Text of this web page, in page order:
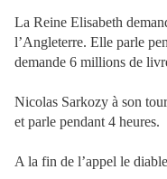
La Reine Elisabeth
l’Angleterre. Elle parle
demande 6 millions de
Nicolas Sarkozy à son
et parle pendant 4 heures.
A la fin de l’appel le